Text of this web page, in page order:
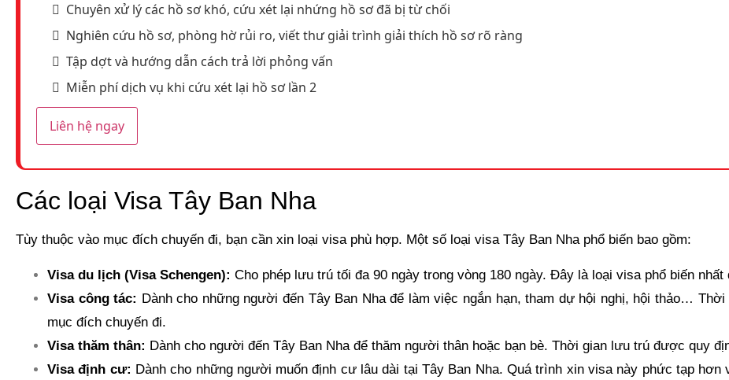
Giấy đăng ký kinh doanh
Tờ khai thuế thu nhập nếu là chủ doanh nghiệp hoặc tự kinh doanh
Quyết định nghỉ hưu
Sổ lương hưu
Giấy xác nhận sinh viên Nếu là sinh viên
HỒ SƠ TÀI CHÍNH
Sao kê tài khoản ngân hàng (của cá nhân hoặc của công ty) thể hiện thu nhập của 3 tháng cuối cùng. (Bản gốc)
Sổ tiết kiệm Trên 10.000 USD
Xác nhận số dư sổ tiết kiệm (Ra ngân hàng xác nhận)
Sổ đỏ hoặc Giấy chứng nhận quyền sử dụng đất, hoặc Giấy chuyển nhượng quyền thừa kế nhà đất có dấu đỏ
quyền địa phương (nếu có) (Bản sao y)
Giấy chứng nhận sở hữu các tài sản khác nếu có (xe hơi, cổ phiếu, cổ phần, trái phiếu) (Bản sao y)
Chuyên xử lý các hồ sơ khó, cứu xét lại nhứng hồ sơ đã bị từ chối
Nghiên cứu hồ sơ, phòng hờ rủi ro, viết thư giải trình giải thích hồ sơ rõ ràng
Tập dợt và hướng dẫn cách trả lời phỏng vấn
Miễn phí dịch vụ khi cứu xét lại hồ sơ lần 2
Liên hệ ngay
Các loại Visa Tây Ban Nha
Tùy thuộc vào mục đích chuyến đi, bạn cần xin loại visa phù hợp. Một số loại visa Tây Ban Nha phổ biến bao gồm:
Visa du lịch (Visa Schengen): Cho phép lưu trú tối đa 90 ngày trong vòng 180 ngày. Đây là loại visa phổ biến nhất
Visa công tác: Dành cho những người đến Tây Ban Nha để làm việc ngắn hạn, tham dự hội nghị, hội thảo…
mục đích chuyến đi.
Visa thăm thân: Dành cho người đến Tây Ban Nha để thăm người thân hoặc bạn bè. Thời gian lưu trú được quy
Visa định cư: Dành cho những người muốn định cư lâu dài tại Tây Ban Nha. Quá trình xin visa này phức tạp hơn